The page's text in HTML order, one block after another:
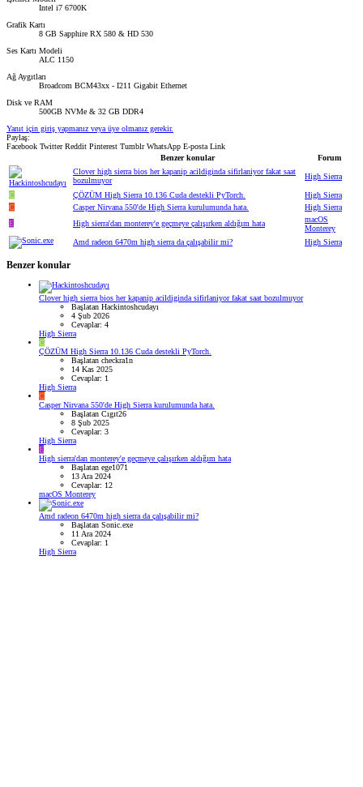
Intel i7 6700K
Grafik Kartı
8 GB Sapphire RX 580 & HD 530
Ses Kartı Modeli
ALC 1150
Ağ Aygıtları
Broadcom BCM43xx - I211 Gigabit Ethernet
Disk ve RAM
500GB NVMe & 32 GB DDR4
Yanıt için giriş yapmanız veya üye olmanız gerekir.
Paylaş:
Facebook Twitter Reddit Pinterest Tumblr WhatsApp E-posta Link
Benzer konular
Forum
Clover high sierra bios her kapanip acildiginda sifirlaniyor fakat saat
bozulmuyor
High Sierra
C ÇÖZÜM High Sierra 10.136 Cuda destekli PyTorch.
High Sierra
C
Casper Nirvana 550'de High Sierra kurulumunda hata.
High Sierra
E
High sierra'dan monterey'e geçmeye çalışırken aldığım hata
macOS
Monterey
Amd radeon 6470m high sierra da çalışabilir mi?
High Sierra
Benzer konular
Clover high sierra bios her kapanip acildiginda sifirlaniyor fakat saat bozulmuyor
Başlatan Hackintoshcudayı
4 Şub 2026
Cevaplar: 4
High Sierra
C
ÇÖZÜM High Sierra 10.136 Cuda destekli PyTorch.
Başlatan checkra1n
14 Kas 2025
Cevaplar: 1
High Sierra
C
Casper Nirvana 550'de High Sierra kurulumunda hata.
Başlatan Cıgıt26
8 Şub 2025
Cevaplar: 3
High Sierra
E
High sierra'dan monterey'e geçmeye çalışırken aldığım hata
Başlatan ege1071
13 Ara 2024
Cevaplar: 12
macOS Monterey
Amd radeon 6470m high sierra da çalışabilir mi?
Başlatan Sonic.exe
11 Ara 2024
Cevaplar: 1
High Sierra